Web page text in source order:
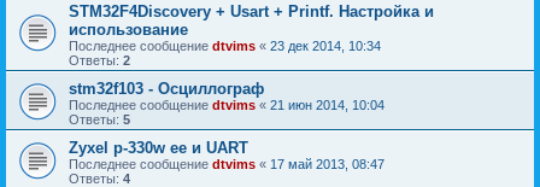
STM32F4Discovery + Usart + Printf. Настройка и
использование
Последнее сообщение dtvims « 23 дек 2014, 10:34
Ответы: 2
stm32f103 - Осциллограф
Последнее сообщение dtvims « 21 июн 2014, 10:04
Ответы: 5
Zyxel p-330w ee и UART
Последнее сообщение dtvims « 17 май 2013, 08:47
Ответы: 4